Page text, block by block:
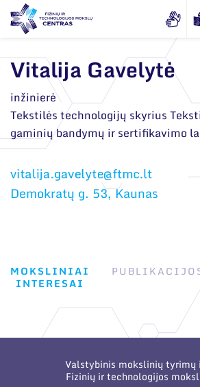
Apie mus
Dokumentai
Sertifikatai ir
Viešieji pirkimai
Korupcijos prevencija
Nuorodos
Narystė nacionalinėse
organizacijose bei
Struktūra
Administraciniai
Moksliniai skyriai
Mokslininkai emeritai
Renginiai
Darbuotojų kontaktai
Vitalija Gavelytė
inžinierė
Tekstilės technologijų skyrius
gaminių bandymų ir sertifikavimo
Demokratų g. 53, Kaunas
MOKSLINIAI
INTERESAI
Valstybinis mokslinių tyrimų
Fizinių ir technologijos